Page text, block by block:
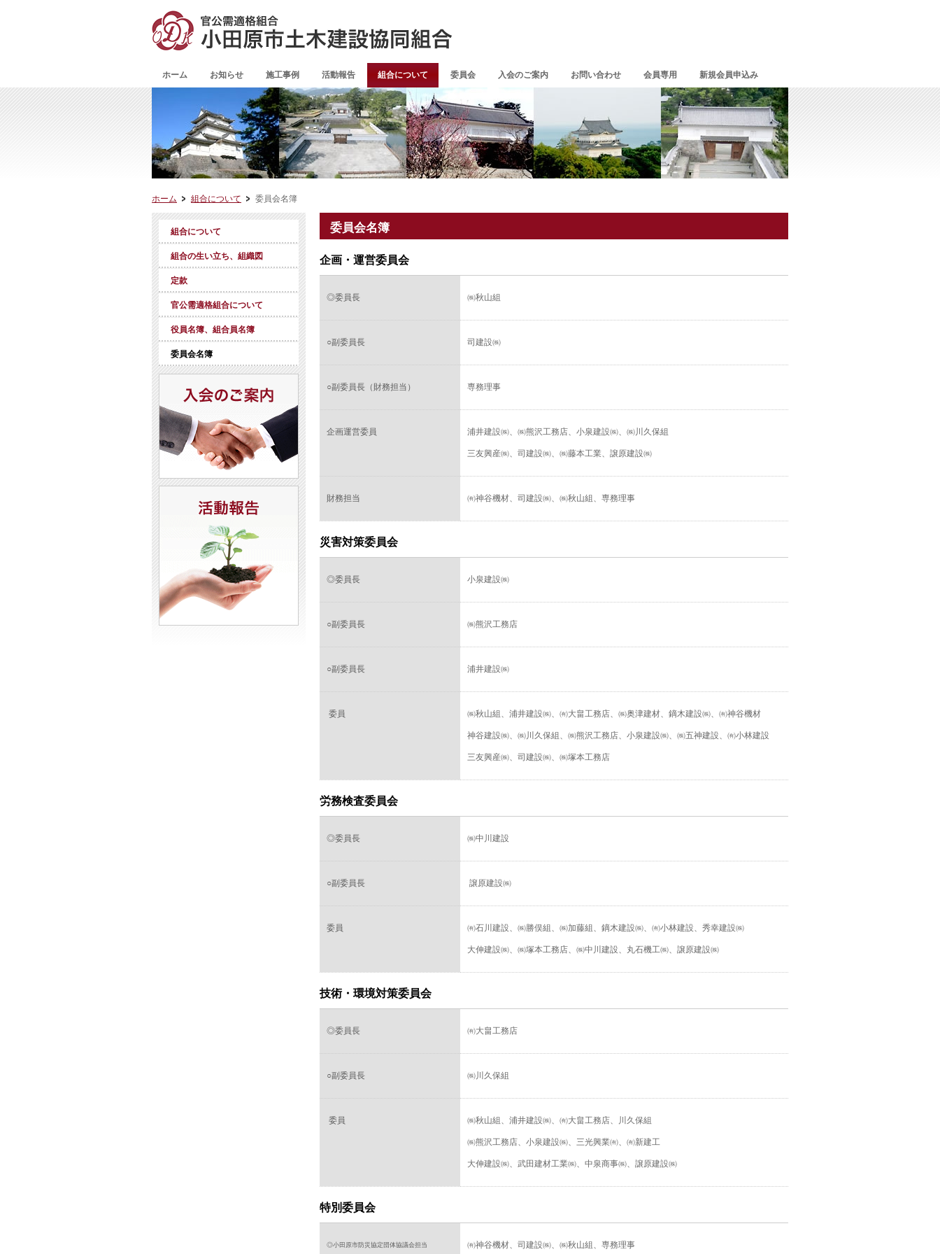
ホーム お知らせ 施工事例 活動報告 組合について 委員会 入会のご案内 お問い合わせ 会員専用 新規会員申込み
ホーム 組合について 委員会名簿
委員会名簿
企画・運営委員会
◎委員長 ㈱秋山組
○副委員長 司建設㈱
○副委員長（財務担当） 専務理事
企画運営委員 浦井建設㈱、㈱熊沢工務店、小泉建設㈱、㈱川久保組
三友興産㈱、司建設㈱、㈱藤本工業、譲原建設㈱
財務担当 ㈲神谷機材、司建設㈱、㈱秋山組、専務理事
災害対策委員会
◎委員長 小泉建設㈱
○副委員長 ㈱熊沢工務店
○副委員長 浦井建設㈱
委員 ㈱秋山組、浦井建設㈱、㈲大畠工務店、㈱奥津建材、鏑木建設㈱、㈲神谷機材
神谷建設㈱、㈱川久保組、㈱熊沢工務店、小泉建設㈱、㈱五神建設、㈲小林建設
三友興産㈱、司建設㈱、㈱塚本工務店
労務検査委員会
◎委員長 ㈱中川建設
○副委員長 譲原建設㈱
委員 ㈲石川建設、㈱勝俣組、㈱加藤組、鏑木建設㈱、㈲小林建設、秀幸建設㈱
大伸建設㈱、㈱塚本工務店、㈱中川建設、丸石機工㈱、譲原建設㈱
技術・環境対策委員会
◎委員長 ㈲大畠工務店
○副委員長 ㈱川久保組
委員 ㈱秋山組、浦井建設㈱、㈲大畠工務店、川久保組
㈱熊沢工務店、小泉建設㈱、三光興業㈲、㈲新建工
大伸建設㈱、武田建材工業㈱、中泉商事㈱、譲原建設㈱
特別委員会
◎小田原市防災協定団体協議会担当 ㈲神谷機材、司建設㈱、㈱秋山組、専務理事
組合について
組合の生い立ち、組織図
定款
官公需適格組合について
役員名簿、組合員名簿
委員会名簿